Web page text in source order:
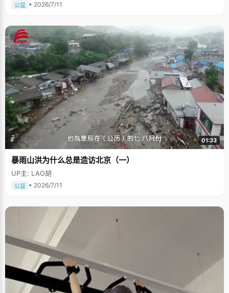
公益 • 2026/7/11
01:33
暴雨山洪为什么总是造访北京（一）
UP主: LAO胡
公益 • 2026/7/11